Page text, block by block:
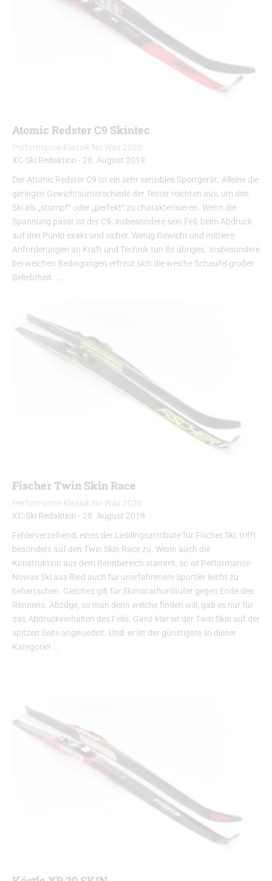
Atomic Redster C9 Skintec
Performance Klassik No Wax 2020
XC-Ski Redaktion - 28. August 2019
Der Atomic Redster C9 ist ein sehr sensibles Sportgerät. Alleine die
geringen Gewichtsunterschiede der Tester reichten aus, um den
Ski als „stumpf“ oder „perfekt“ zu charakterisieren. Wenn die
Spannung passt ist der C9, insbesondere sein Fell, beim Abdruck
auf den Punkt exakt und sicher. Wenig Gewicht und mittlere
Anforderungen an Kraft und Technik tun ihr übriges. Insbesondere
bei weichen Bedingungen erfreut sich die weiche Schaufel großer
Beliebtheit. …
Fischer Twin Skin Race
Performance Klassik No Wax 2020
XC-Ski Redaktion - 28. August 2019
Fehlerverzeihend, eines der Lieblingsattribute für Fischer Ski, trifft
besonders auf den Twin Skin Race zu. Wenn auch die
Konstruktion aus dem Rennbereich stammt, so ist Performance-
Nowax Ski aus Ried auch für unerfahrenere Sportler leicht zu
beherrschen. Gleiches gilt für Skimarathonläufer gegen Ende des
Rennens. Abzüge, so man denn welche finden will, gab es nur für
das Abdruckverhalten des Fells. Ganz klar ist der Twin Skin auf der
spitzen Seite angesiedelt. Und: er ist der günstigste iin dieser
Kategorie! …